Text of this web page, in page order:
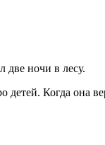
две ночи в лесу.
детей. Когда она